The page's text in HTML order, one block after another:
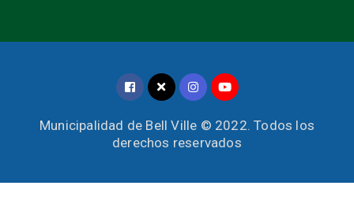
Municipalidad de Bell Ville © 2022. Todos los
derechos reservados